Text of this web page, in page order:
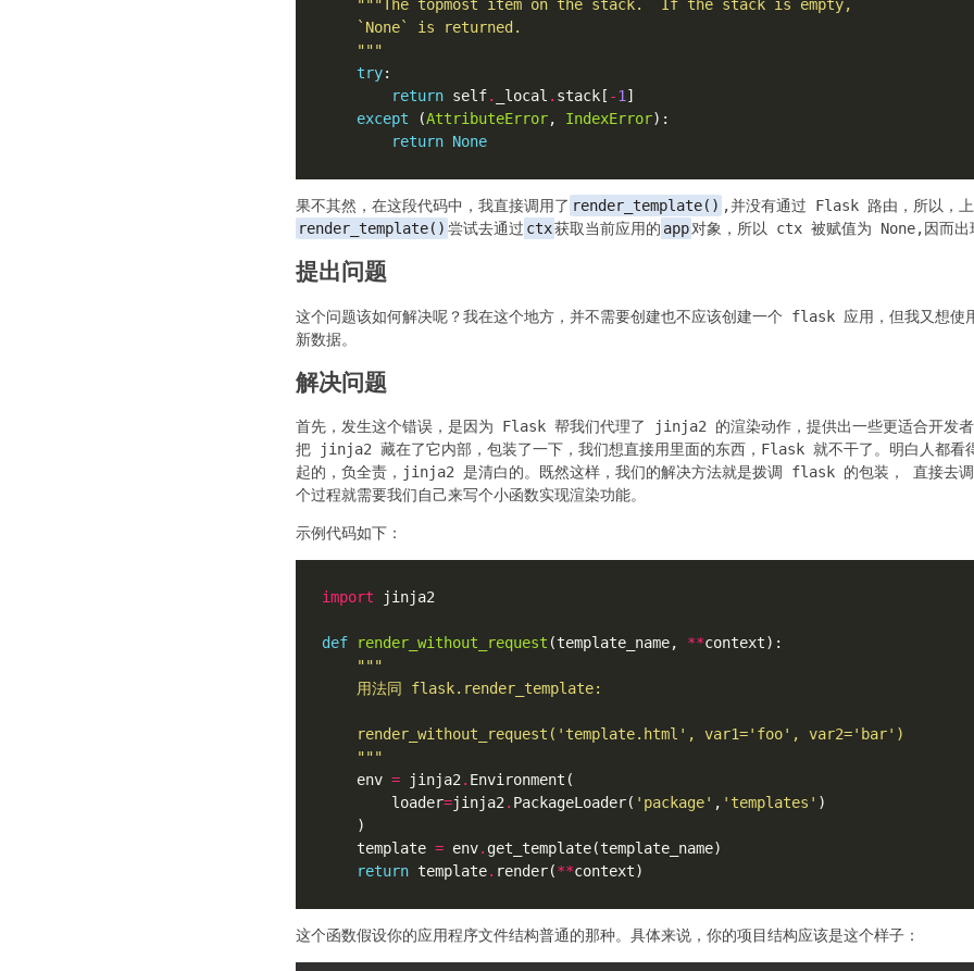
    """
try
return self. _local . stack[ -1
except (AttributeError, IndexError
return None
果不其然，在这段代码中，我直接调用了 render_template() ,并没有通过 Flask 路由，所以，上
render_template() 尝试去通过 ctx获取当前应用的 app对象，所以 ctx 被赋值为 None,因而出
提出问题
这个问题该如何解决呢？我在这个地方，并不需要创建也不应该创建一个 flask 应用，但我又想
新数据。
解决问题
首先，发生这个错误，是因为 Flask 帮我们代理了 jinja2 的渲染动作，提供出一些更适合开发
把 jinja2 藏在了它内部，包装了一下，我们想直接用里面的东西，Flask 就不干了。明白人都看
起的，负全责，jinja2 是清白的。既然这样，我们的解决方法就是拨调 flask 的包装， 直接
个过程就需要我们自己来写个小函数实现渲染功能。
示例代码如下：
import
def render_without_request (template_name, **
    """
    env
= jinja2.
        loader
=jinja2. PackageLoader( 'package' , 'templates'
    template
= env.
return template. render(**
这个函数假设你的应用程序文件结构普通的那种。具体来说，你的项目结构应该是这个样子：